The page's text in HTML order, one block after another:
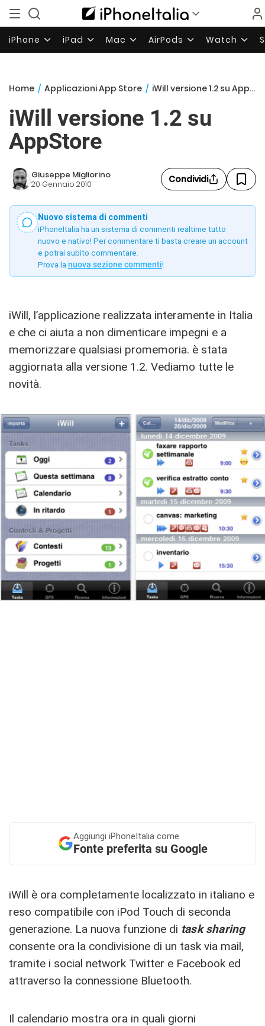
iPhone iPad Mac AirPods Watch
Home / Applicazioni App Store / iWill versione 1.2 su AppStore
iWill versione 1.2 su
AppStore
Giuseppe Migliorino
20 Gennaio 2010 Condividi
Nuovo sistema di commenti
iPhoneItalia ha un sistema di commenti realtime tutto
nuovo e nativo! Per commentare ti basta creare un account
e potrai subito commentare.
Prova la nuova sezione commenti!
iWill, l’applicazione realizzata interamente in Italia
e che ci aiuta a non dimenticare impegni e a
memorizzare qualsiasi promemoria. è stata
aggiornata alla versione 1.2. Vediamo tutte le
novità.
Aggiungi iPhoneItalia come
Fonte preferita su Google
iWill è ora completamente localizzato in italiano e
reso compatibile con iPod Touch di seconda
generazione. La nuova funzione di task sharing
consente ora la condivisione di un task via mail,
tramite i social network Twitter e Facebook ed
attraverso la connessione Bluetooth.
Il calendario mostra ora in quali giorni